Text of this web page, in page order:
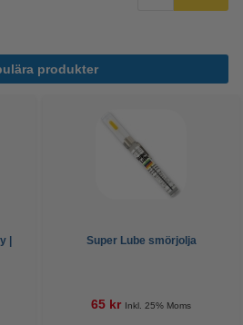
produkter
|
Super Lube smörjolja
65 kr Inkl. 25% Moms